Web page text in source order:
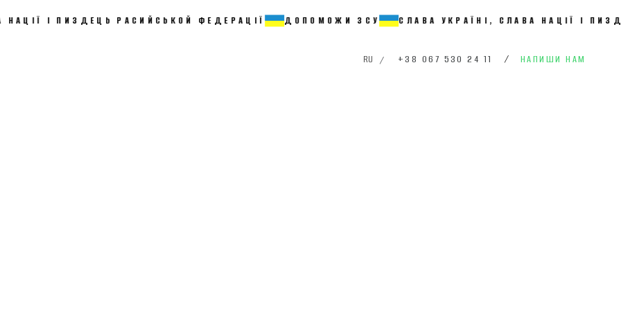
РАСИЙСЬКОЙ ФЕДЕРАЦІЇ ДОПОМОЖИ ЗСУ СЛАВА УКРАЇНІ, СЛАВА НАЦІЇ І ПИЗДЕЦЬ
RU / +38 067 530 24 11 / НАПИШИ НАМ